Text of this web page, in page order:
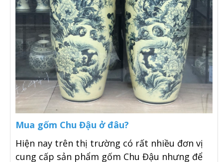
Mua gốm Chu Đậu ở đâu?
Hiện nay trên thị trường có rất nhiều đơn vị
cung cấp sản phẩm gốm Chu Đậu nhưng để